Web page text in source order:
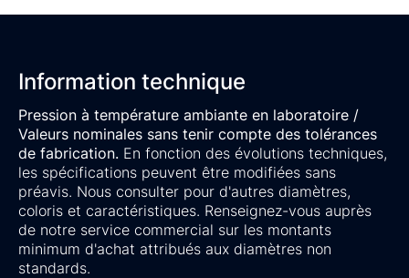
Information technique
Pression à température ambiante en laboratoire /
Valeurs nominales sans tenir compte des tolérances
de fabrication. En fonction des évolutions techniques,
les spécifications peuvent être modifiées sans
préavis. Nous consulter pour d'autres diamètres,
coloris et caractéristiques. Renseignez-vous auprès
de notre service commercial sur les montants
minimum d'achat attribués aux diamètres non
standards.